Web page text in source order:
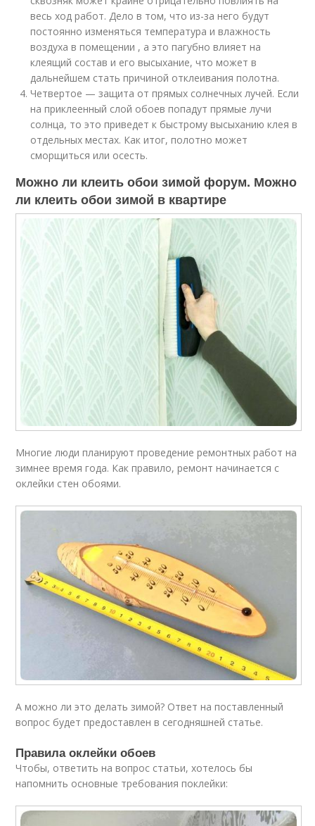
весь ход работ. Дело в том, что из-за него будут
постоянно изменяться температура и влажность
воздуха в помещении , а это пагубно влияет на
клеящий состав и его высыхание, что может в
дальнейшем стать причиной отклеивания полотна.
Четвертое — защита от прямых солнечных лучей. Если
на приклеенный слой обоев попадут прямые лучи
солнца, то это приведет к быстрому высыханию клея в
отдельных местах. Как итог, полотно может
сморщиться или осесть.
Можно ли клеить обои зимой форум. Можно
ли клеить обои зимой в квартире
Многие люди планируют проведение ремонтных работ на
зимнее время года. Как правило, ремонт начинается с
оклейки стен обоями.
А можно ли это делать зимой? Ответ на поставленный
вопрос будет предоставлен в сегодняшней статье.
Правила оклейки обоев
Чтобы, ответить на вопрос статьи, хотелось бы
напомнить основные требования поклейки: